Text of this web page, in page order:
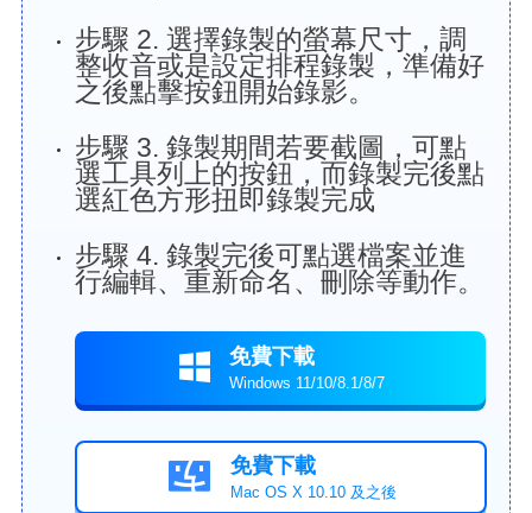
步驟 2. 選擇錄製的螢幕尺寸，調
整收音或是設定排程錄製，準備好
之後點擊按鈕開始錄影。
步驟 3. 錄製期間若要截圖，可點
選工具列上的按鈕，而錄製完後點
選紅色方形扭即錄製完成
步驟 4. 錄製完後可點選檔案並進
行編輯、重新命名、刪除等動作。
 免費下載
Windows 11/10/8.1/8/7
 免費下載
Mac OS X 10.10 及之後